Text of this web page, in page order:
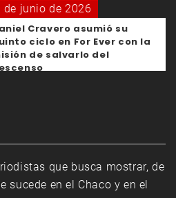
de junio de 2026
Cravero asumió su
ciclo en For Ever con la
de salvarlo del
que busca mostrar, de
sucede en el Chaco y en el